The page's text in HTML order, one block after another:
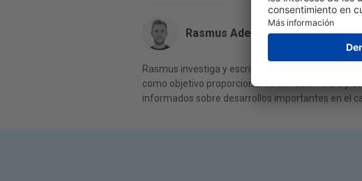
Rasmus Adeltoft
Rasmus investiga y escribe sobre las últimas
como objetivo proporcionar información clara y
informados sobre desarrollos importantes en el